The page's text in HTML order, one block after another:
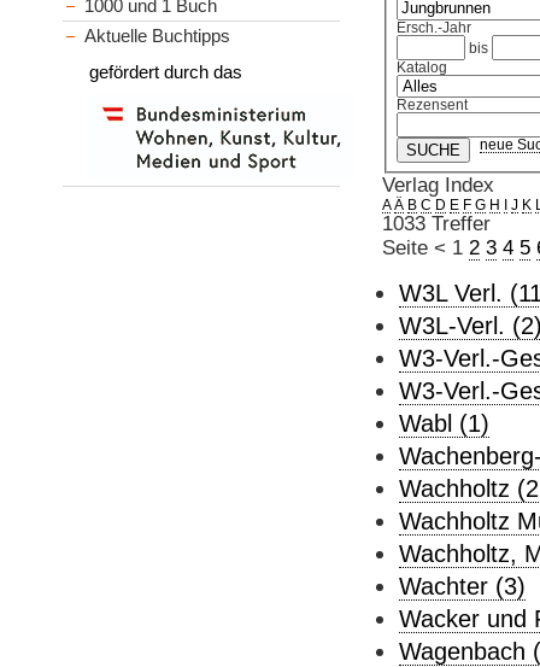
Ersch.-Jahr
bis
Katalog
Rezensent
neue
Verlag Index
A Ä B C D E F G H J K
1033 Treffer
Seite < 1 2 3 4 5
W3L Verl.
W3L-Verl.
W3-Verl.-
W3-Verl.-
Wabl (1)
Wachholtz
Wachholtz
Wachholtz,
Wachter (3)
Wacker und
Wagenbach
1000 und 1 Buch
Aktuelle Buchtipps
gefördert durch das